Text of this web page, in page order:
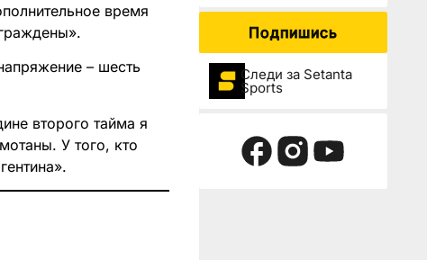
время
– шесть
второго тайма я
У того, кто
Подпишись
Следи за Setanta
Sports